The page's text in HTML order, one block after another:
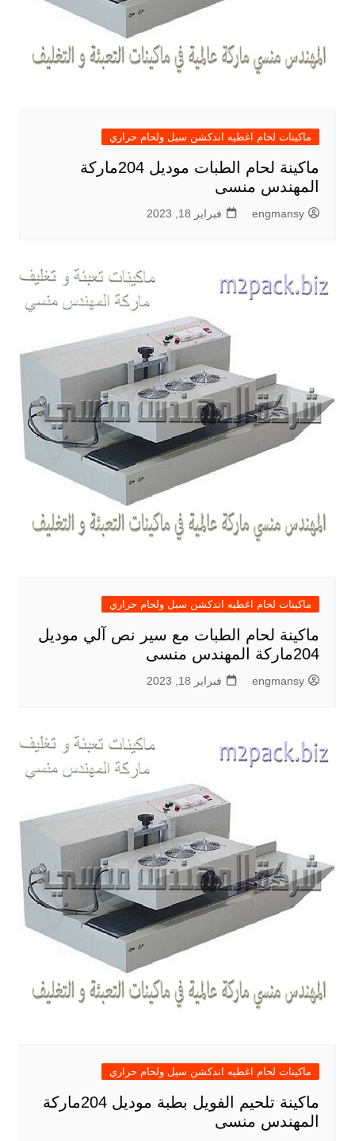
ماكينات لحام اغطيه اندكشن سيل ولحام حراري
ماكينة لحام الطبات موديل 204ماركة
المهندس منسى
engmansy فبراير 18, 2023
ماكينات لحام اغطيه اندكشن سيل ولحام حراري
ماكينة لحام الطبات مع سير نص آلي موديل
204ماركة المهندس منسى
engmansy فبراير 18, 2023
ماكينات لحام اغطيه اندكشن سيل ولحام حراري
ماكينة تلحيم الفويل بطبة موديل 204ماركة
المهندس منسى